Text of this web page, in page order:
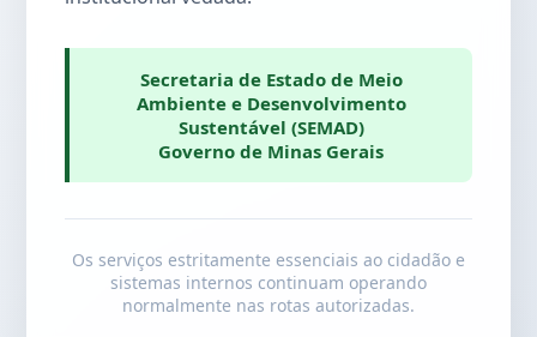
Secretaria de Estado de Meio
Ambiente e Desenvolvimento
Sustentável (SEMAD)
Governo de Minas Gerais
Os serviços estritamente essenciais ao cidadão e
sistemas internos continuam operando
normalmente nas rotas autorizadas.